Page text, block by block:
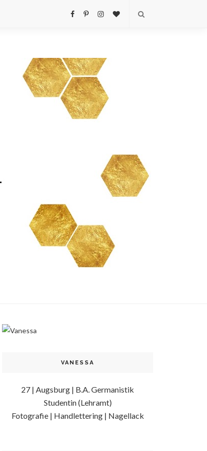
VANESSA
27 | Augsburg | B.A. Germanistik
Studentin (Lehramt)
Fotografie | Handlettering | Nagellack